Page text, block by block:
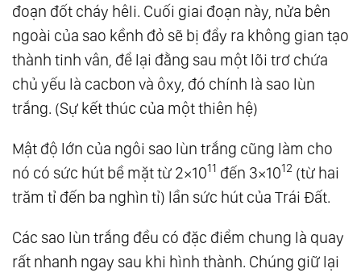
65.Cốt Lõi Của Tình Yêu
66.Hiểu Và Thương
67. Thế Nào Là Yêu Thương Bản Thân?
68.Đạo Là Gì?
69. Xây Dựng Thiên Đường Tại Thế
70.28 Ngày Thực Hành Lòng Biết Ơn
71. Xây Dựng Thiên Đường Tại Thế: Tâm Thức
Đại Đồng
Không Hòa Tan
73.Yêu
đoạn đốt cháy hêli. Cuối giai đoạn này, nửa bên
ngoài của sao kềnh đỏ sẽ bị đẩy ra không gian tạo
thành tinh vân, để lại đằng sau một lõi trơ chứa
chủ yếu là cacbon và ôxy, đó chính là sao lùn
trắng. (Sự kết thúc của một thiên hệ)
Mật độ lớn của ngôi sao lùn trắng cũng làm cho
nó có sức hút bề mặt từ 2×1011 đến 3×1012 (từ hai
trăm tỉ đến ba nghìn tỉ) lần sức hút của Trái Đất.
Các sao lùn trắng đều có đặc điểm chung là quay
rất nhanh ngay sau khi hình thành. Chúng giữ lại